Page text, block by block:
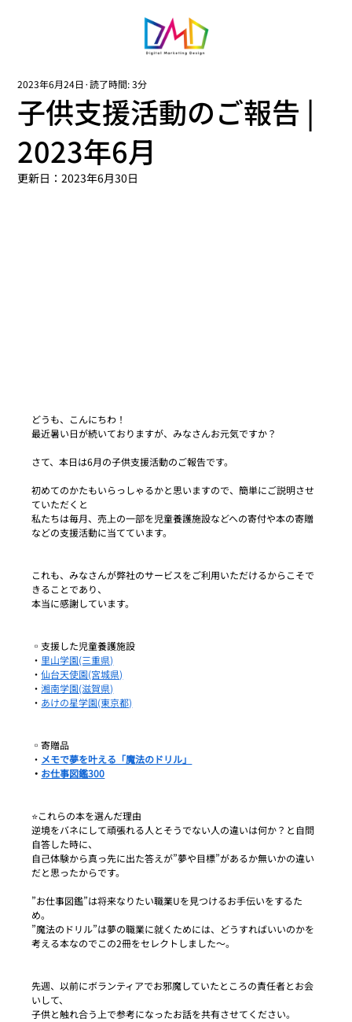
子供支援活動のご報告 |
2023年6月
2023年6月24日 読了時間: 3分
更新日：2023年6月30日
どうも、こんにちわ！
最近暑い日が続いておりますが、みなさんお元気ですか？
さて、本日は6月の子供支援活動のご報告です。
初めてのかたもいらっしゃるかと思いますので、簡単にご説明させ
ていただくと
私たちは毎月、売上の一部を児童養護施設などへの寄付や本の寄贈
などの支援活動に当てています。
これも、みなさんが弊社のサービスをご利用いただけるからこそで
きることであり、
本当に感謝しています。
▫️支援した児童養護施設
・ 里山学園(三重県)
・仙台天使園(宮城県)
・湘南学園(滋賀県)
・ あけの星学園(東京都)
▫️寄贈品
・ メモで夢を叶える「魔法のドリル」
・ お仕事図鑑300
⭐️これらの本を選んだ理由
逆境をバネにして頑張れる人とそうでない人の違いは何か？と自問
自答した時に、
自己体験から真っ先に出た答えが”夢や目標”があるか無いかの違い
だと思ったからです。
”お仕事図鑑”は将来なりたい職業Uを見つけるお手伝いをするた
め。
”魔法のドリル”は夢の職業に就くためには、どうすればいいのかを
考える本なのでこの2冊をセレクトしました〜。
先週、以前にボランティアでお邪魔していたところの責任者とお会
いして、
子供と触れ合う上で参考になったお話を共有させてください。